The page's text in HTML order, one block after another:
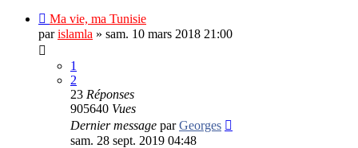
Ma vie, ma Tunisie
parislamla » sam. 10 mars 2018 21:00
1
2
23 Réponses
905640 Vues
Dernier message parGeorges
sam. 28 sept. 2019 04:48